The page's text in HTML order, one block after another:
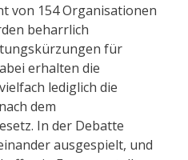
von 154 Organisationen
beharrlich
für
erhalten die
lediglich die
dem
In der Debatte
ausgespielt, und